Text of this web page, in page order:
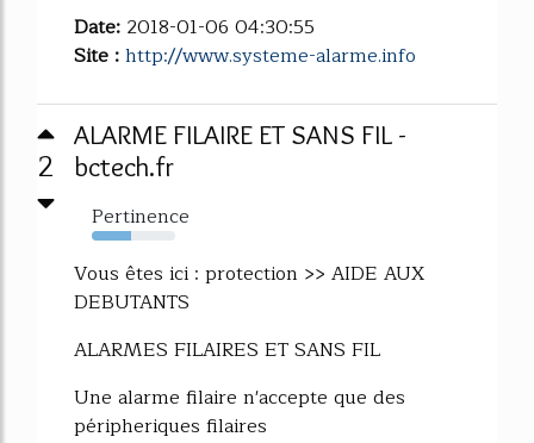
Date: 2018-01-06 04:30:55
Site :http://www.systeme-alarme.info
2
ALARME FILAIRE ET SANS FIL -
bctech.fr
Pertinence
47%
Vous êtes ici : protection >> AIDE AUX
DEBUTANTS
ALARMES FILAIRES ET SANS FIL
Une alarme filaire n'accepte que des
péripheriques filaires